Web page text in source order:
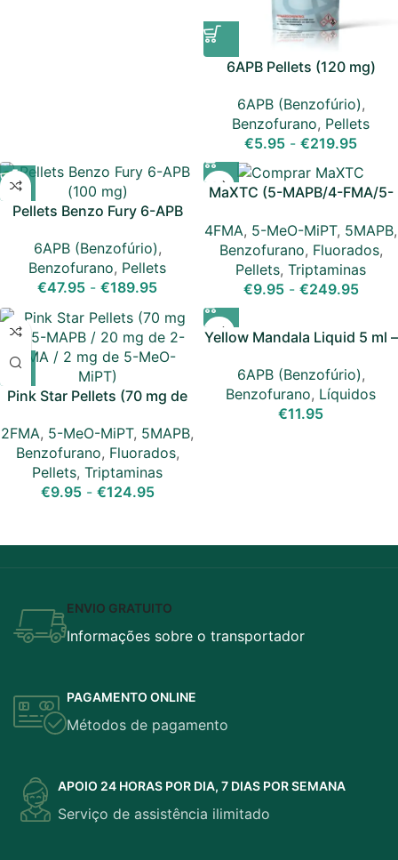
6APB Pellets (120 mg)
6APB (Benzofúrio),
Benzofurano, Pellets
€5.95 - €219.95
Pellets Benzo Fury 6-APB
6APB (Benzofúrio),
Benzofurano, Pellets
€47.95 - €189.95
MaXTC (5-MAPB/4-FMA/5-
4FMA, 5-MeO-MiPT, 5MAPB,
Benzofurano, Fluorados,
Pellets, Triptaminas
€9.95 - €249.95
Pink Star Pellets (70 mg de
2 mg de 5-MeO-MiPT)
2FMA, 5-MeO-MiPT, 5MAPB,
Benzofurano, Fluorados,
Pellets, Triptaminas
€9.95 - €124.95
Yellow Mandala Liquid 5 ml –
6APB (Benzofúrio),
Benzofurano, Líquidos
€11.95
ENVIO GRATUITO
Informações sobre o transportador
PAGAMENTO ONLINE
Métodos de pagamento
APOIO 24 HORAS POR DIA, 7 DIAS POR SEMANA
Serviço de assistência ilimitado